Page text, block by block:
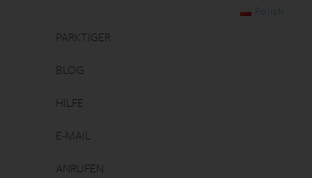
Polish
PARKTIGER
BLOG
HILFE
E-MAIL
ANRUFEN